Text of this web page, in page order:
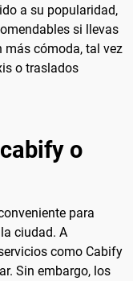
a su popularidad,
si llevas
más cómoda, tal vez
o traslados
o
para
ciudad. A
como Cabify
Sin embargo, los